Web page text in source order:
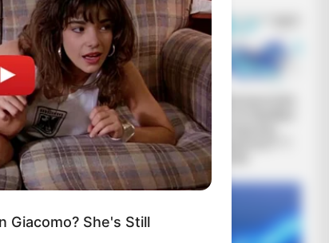
Βρισκόμαστε Στην
οικονομική
άβυσσο;
προς τον Πρόεδρο
της Τουρκικής
Δημοκρατίας Ρ. Τ.
Ερντογάν
Giacomo? She's Still
Woman You've Never